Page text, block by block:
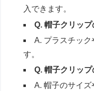
入できます。
Q. 帽子クリッ
A. プラスチック
す。
Q. 帽子クリップ
A. 帽子のサイ